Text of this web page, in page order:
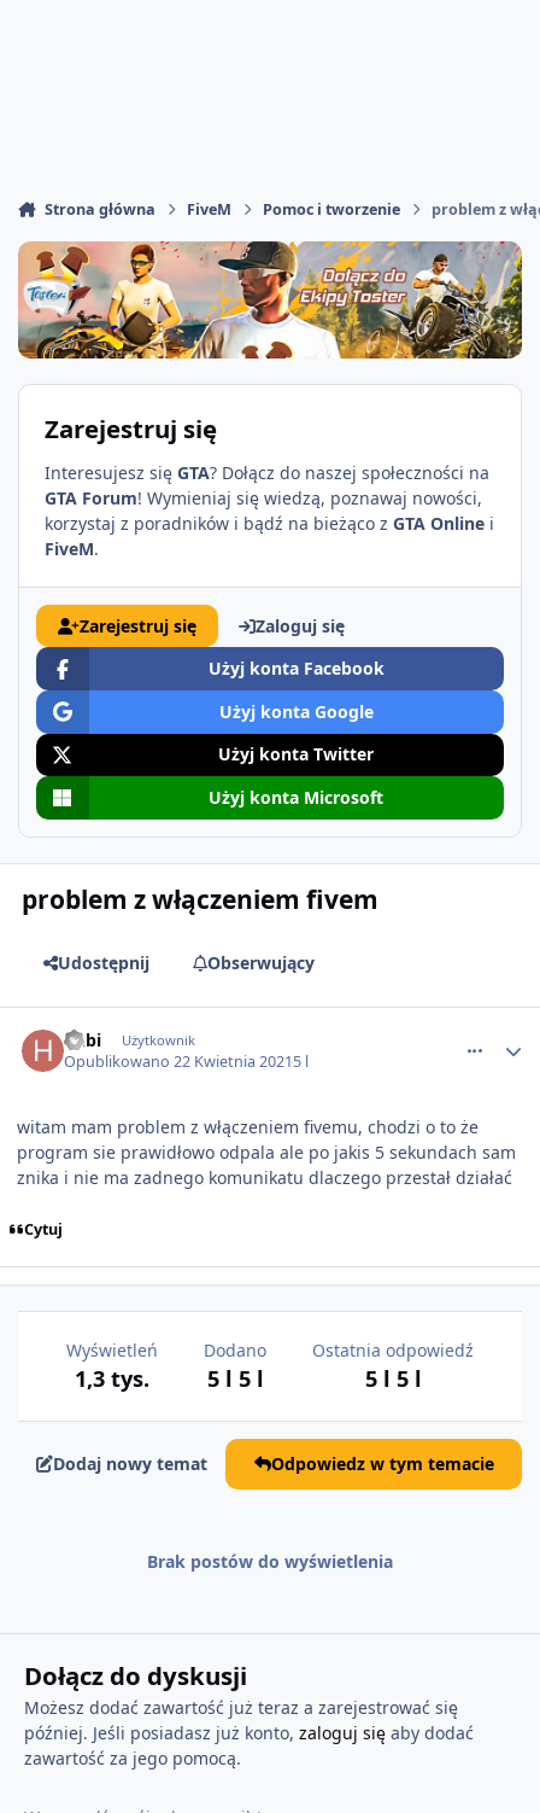
Strona główna FiveM Pomoc i tworzenie problem z
Zarejestruj się
Interesujesz się GTA? Dołącz do naszej społeczności na
GTA Forum! Wymieniaj się wiedzą, poznawaj nowości,
korzystaj z poradników i bądź na bieżąco z GTA Online i
FiveM.
Zarejestruj się
Zaloguj się
Użyj konta Facebook
Użyj konta Google
Użyj konta Twitter
Użyj konta Microsoft
problem z włączeniem fivem
Udostępnij Obserwujący
hubi Użytkownik
Opublikowano22 Kwietnia 20215 l
witam mam problem z włączeniem fivemu, chodzi o to że
program sie prawidłowo odpala ale po jakis 5 sekundach sam
znika i nie ma zadnego komunikatu dlaczego przestał działać
Cytuj
Wyświetleń
1,3 tys.
Dodano
5 l 5 l
Ostatnia odpowiedź
5 l 5 l
Dodaj nowy temat Odpowiedz w tym temacie
Brak postów do wyświetlenia
Dołącz do dyskusji
Możesz dodać zawartość już teraz a zarejestrować się
później. Jeśli posiadasz już konto, zaloguj sięaby dodać
zawartość za jego pomocą.